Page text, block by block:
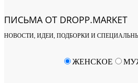
ПИСЬМА ОТ DROPP.MARKET
НОВОСТИ, ИДЕИ, ПОДБОРКИ И
ЖЕНСКОЕ